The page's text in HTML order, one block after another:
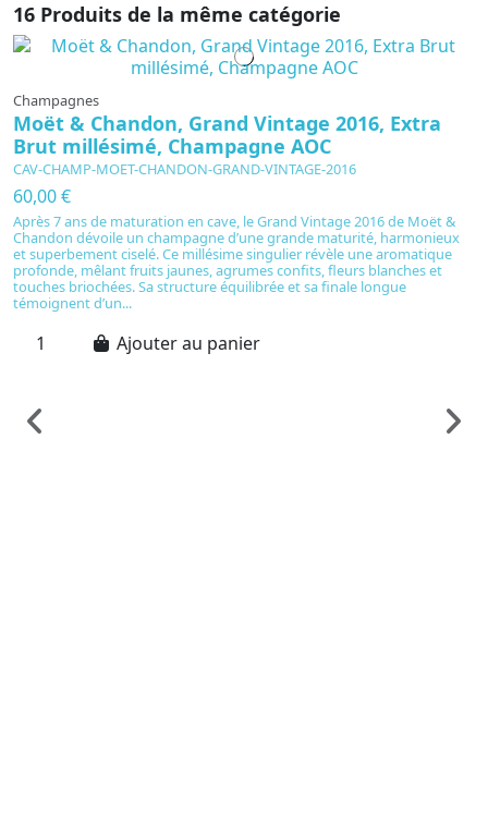
16 Produits de la même catégorie
Champagnes
Moët & Chandon, Grand Vintage 2016, Extra
Brut millésimé, Champagne AOC
CAV-CHAMP-MOET-CHANDON-GRAND-VINTAGE-2016
60,00 €
Après 7 ans de maturation en cave, le Grand Vintage 2016 de Moët &
Chandon dévoile un champagne d’une grande maturité, harmonieux
et superbement ciselé. Ce millésime singulier révèle une aromatique
profonde, mêlant fruits jaunes, agrumes confits, fleurs blanches et
touches briochées. Sa structure équilibrée et sa finale longue
témoignent d’un...
Ajouter au panier